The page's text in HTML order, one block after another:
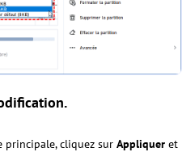
principale, cliquez sur Appliquer et